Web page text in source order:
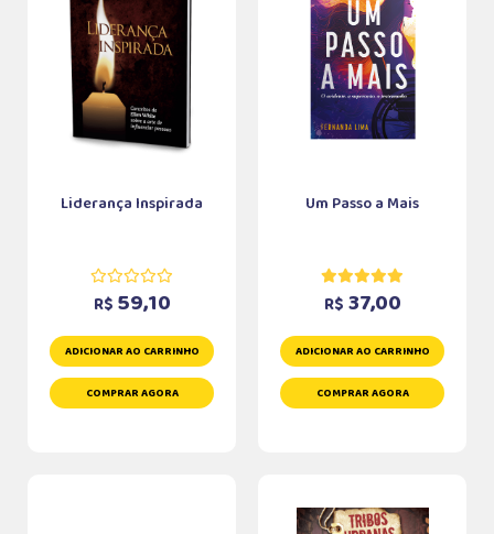
Liderança Inspirada
R$ 59,10
ADICIONAR AO CARRINHO
COMPRAR AGORA
Um Passo a Mais
R$ 37,00
ADICIONAR AO CARRINHO
COMPRAR AGORA